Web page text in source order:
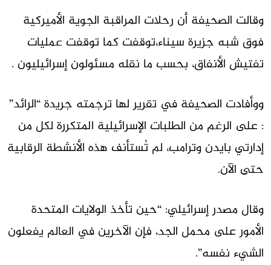
وقالت الصحيفة أن رحلات المراقبة الجوية الأميركية
فوق شبه جزيرة سيناء،توقفت كما توقفت عمليات
تفتيش الأنفاق، بحسب ما نقله مسئولون إسرائيليون .
ووأفادت الصحيفة في تقرير لها ترجمته جريدة “الرائد”
: على الرغم من الطلبات الإسرائيلية المتكررة لكل من
إدارتي بايدن وترامب، لم تُستأنف هذه الأنشطة الرقابية
حتى الآن.
وقال مصدر إسرائيلي: “حين تأخذ الولايات المتحدة
الأمور على محمل الجد، فإن الآخرين في العالم يفعلون
الشيء نفسه”.